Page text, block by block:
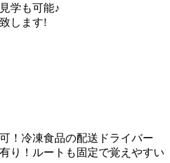
学も可能♪
します!
！冷凍食品の配送ドライバー
り！ルートも固定で覚えやすい